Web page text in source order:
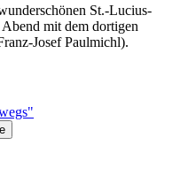
St.-Lucius-
mit dem dortigen
Josef Paulmichl).